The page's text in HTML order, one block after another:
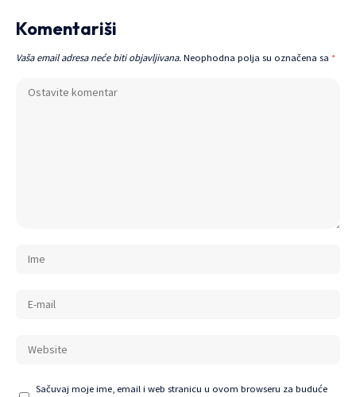
Komentariši
Vaša email adresa neće biti objavljivana. Neophodna polja su označena sa *
Sačuvaj moje ime, email i web stranicu u ovom browseru za buduće